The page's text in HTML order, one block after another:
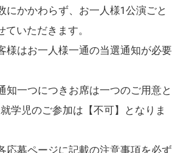
にかかわらず、お一人様1公演ごと
いただきます。
様はお一人様一通の当選通知が必要
知一つにつきお席は一つのご用意と
学児のご参加は【不可】となりま
応募ページに記載の注意事項を必ず